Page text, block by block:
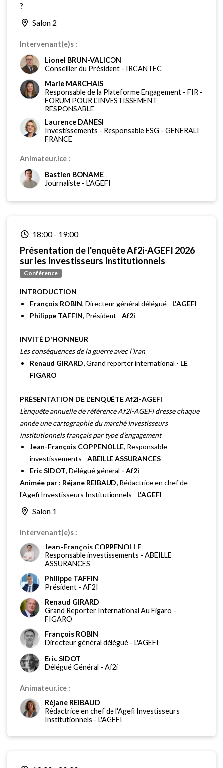
?
Salon 2
Intervenant(e)s :
Lionel BRUN-VALICON
Conseiller du Président - IRCANTEC
Marie MARCHAIS
Responsable de la Plateforme Engagement - FIR -
FORUM POUR L'INVESTISSEMENT
RESPONSABLE
Laurence DANESI
Investissements - Responsable ESG - GENERALI
FRANCE
Animateur.ice :
Bastien BONAME
Journaliste - L'AGEFI
18:00- 19:00
Présentation de l'enquête Af2i-AGEFI 2026
sur les Investisseurs Institutionnels
Conférence
INTRODUCTION
François ROBIN, Directeur général délégué - L'AGEFI
Philippe TAFFIN, Président - Af2i
INVITÉ D'HONNEUR
Les conséquences de la guerre avec l’Iran
Renaud GIRARD,Grand reporter international - LE
FIGARO
PRÉSENTATION DE L'ENQUÊTE Af2i-AGEFI
L’enquête annuelle de référence Af2i-AGEFI dresse chaque
année une cartographie du marché Investisseurs
institutionnels français par type d’engagement
Jean-François COPPENOLLE, Responsable
investissements - ABEILLE ASSURANCES
Eric SIDOT, Délégué général - Af2i
Animée par : Réjane REIBAUD, Rédactrice en chef de
l'Agefi Investisseurs Institutionnels - L'AGEFI
Salon 1
Intervenant(e)s :
Jean-François COPPENOLLE
Responsable investissements - ABEILLE
ASSURANCES
Philippe TAFFIN
Président - AF2I
Renaud GIRARD
Grand Reporter International Au Figaro -
FIGARO
François ROBIN
Directeur général délégué - L'AGEFI
Eric SIDOT
Délégué Général - Af2i
Animateur.ice :
Réjane REIBAUD
Rédactrice en chef de l'Agefi Investisseurs
Institutionnels - L'AGEFI